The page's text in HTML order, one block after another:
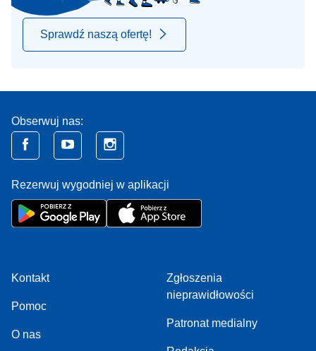
Sprawdź naszą ofertę!
Obserwuj nas:
Rezerwuj wygodniej w aplikacji
Kontakt
Pomoc
O nas
Zgłoszenia
nieprawidłowości
Patronat medialny